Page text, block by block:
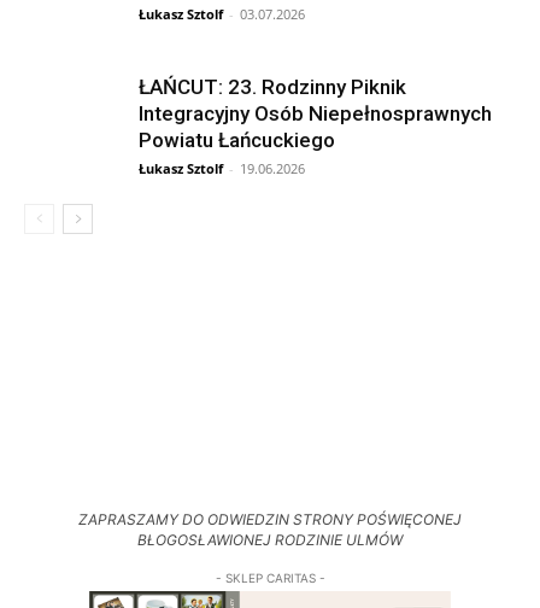
Łukasz Sztolf - 03.07.2026
ŁAŃCUT: 23. Rodzinny Piknik
Integracyjny Osób Niepełnosprawnych
Powiatu Łańcuckiego
Łukasz Sztolf - 19.06.2026
ZAPRASZAMY DO ODWIEDZIN STRONY POŚWIĘCONEJ
BŁOGOSŁAWIONEJ RODZINIE ULMÓW
- SKLEP CARITAS -